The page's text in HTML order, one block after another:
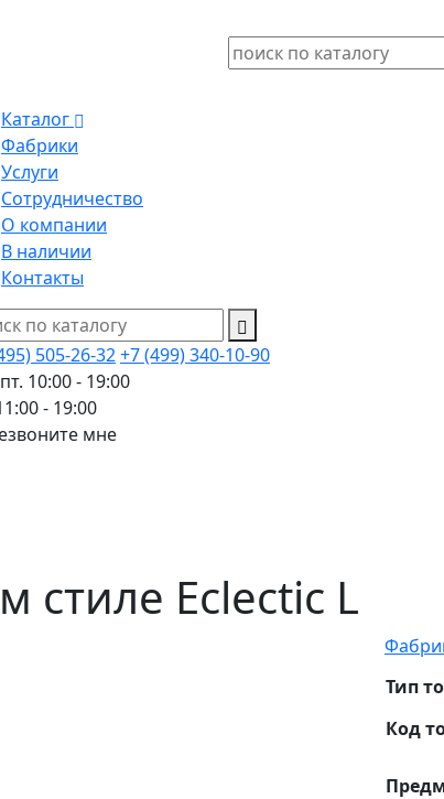
Каталог
Фабрики
Услуги
Сотрудничество
О компании
В наличии
Контакты
505-26-32+7 (499) 340-10-90
10:00 - 19:00
- 19:00
мне
стиле Eclectic L
Тип
Код